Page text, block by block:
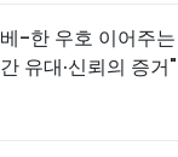
베-한 우호 이어주
간 유대·신뢰의 증거"